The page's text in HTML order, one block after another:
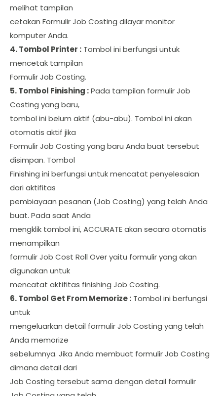
melihat tampilan
cetakan Formulir Job Costing dilayar monitor
komputer Anda.
4. Tombol Printer : Tombol ini berfungsi untuk
mencetak tampilan
Formulir Job Costing.
5. Tombol Finishing :Pada tampilan formulir Job
Costing yang baru,
tombol ini belum aktif (abu-abu). Tombol ini akan
otomatis aktif jika
Formulir Job Costing yang baru Anda buat tersebut
disimpan. Tombol
Finishing ini berfungsi untuk mencatat penyelesaian
dari aktifitas
pembiayaan pesanan (Job Costing) yang telah Anda
buat. Pada saat Anda
mengklik tombol ini, ACCURATE akan secara otomatis
menampilkan
formulir Job Cost Roll Over yaitu formulir yang akan
digunakan untuk
mencatat aktifitas finishing Job Costing.
6. Tombol Get From Memorize : Tombol ini berfungsi
untuk
mengeluarkan detail formulir Job Costing yang telah
Anda memorize
sebelumnya. Jika Anda membuat formulir Job Costing
dimana detail dari
Job Costing tersebut sama dengan detail formulir